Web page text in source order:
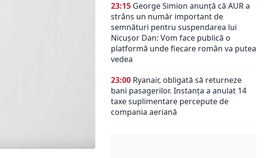
23:15 George Simion anunță că AUR a
strâns un număr important de
semnături pentru suspendarea lui
Nicușor Dan: Vom face publică o
platformă unde fiecare român va putea
vedea
23:00 Ryanair, obligată să returneze
bani pasagerilor. Instanța a anulat 14
taxe suplimentare percepute de
compania aeriană